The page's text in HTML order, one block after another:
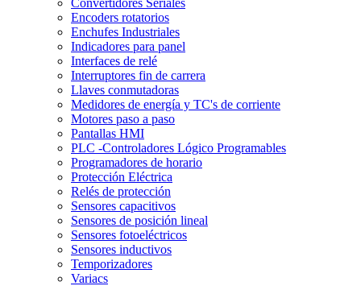
Convertidores Seriales
Encoders rotatorios
Enchufes Industriales
Indicadores para panel
Interfaces de relé
Interruptores fin de carrera
Llaves conmutadoras
Medidores de energía y TC's de corriente
Motores paso a paso
Pantallas HMI
PLC -Controladores Lógico Programables
Programadores de horario
Protección Eléctrica
Relés de protección
Sensores capacitivos
Sensores de posición lineal
Sensores fotoeléctricos
Sensores inductivos
Temporizadores
Variacs